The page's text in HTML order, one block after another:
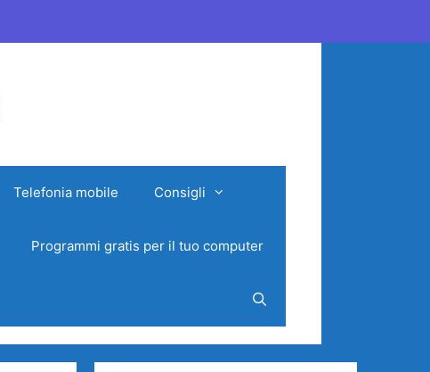
Telefonia mobile Consigli
Programmi gratis per il tuo computer